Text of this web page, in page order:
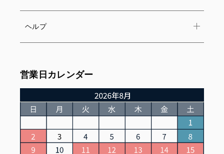
ヘルプ
営業日カレンダー